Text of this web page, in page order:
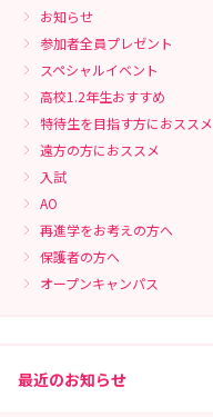
お知らせ
参加者全員プレゼント
スペシャルイベント
高校1.2年生おすすめ
特待生を目指す方におススメ
遠方の方におススメ
入試
AO
再進学をお考えの方へ
保護者の方へ
オープンキャンパス
最近のお知らせ